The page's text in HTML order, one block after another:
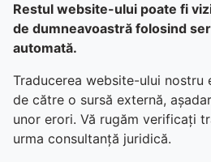
Restul website-ului poate fi
de dumneavoastră folosind
automată.
Traducerea website-ului nostru
de către o sursă externă,
unor erori. Vă rugăm verificați
urma consultanță juridică.